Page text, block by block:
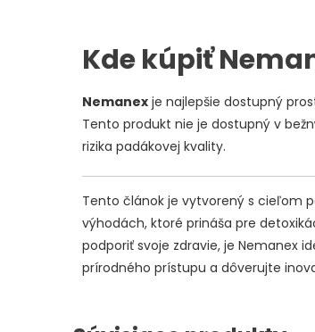
Kde kúpiť
Nemanex je najlepšie dostupný
Tento produkt nie je dostupný v
rizika padákovej kvality.
Tento článok je vytvorený s cieľom
výhodách, ktoré prináša pre
podporiť svoje zdravie, je Nemanex
prírodného prístupu a dôverujte